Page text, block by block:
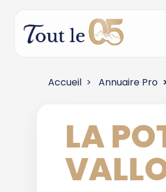
Accueil Annuaire Pro
LA